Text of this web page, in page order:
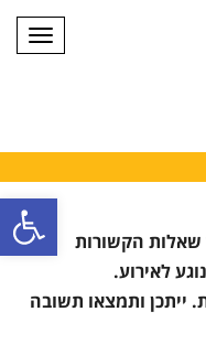
פתח
שאלות הקשורות
לאירוע.
ייתכן ותמצאו תשובה